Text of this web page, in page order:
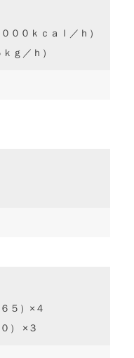
００ｋｃａｌ／ｈ）
ｇ／ｈ）
５）×４
） ×３